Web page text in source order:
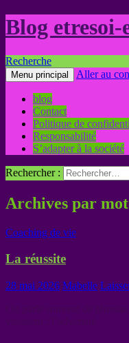
Blog etresoi-
Recherche
Menu principal Aller au
blog
Contact
Politique de
Responsabilité
S’adapter à la société
Rechercher :
Archives par
Coaching de vie
La réussite
28 mai 2026 Mabelle